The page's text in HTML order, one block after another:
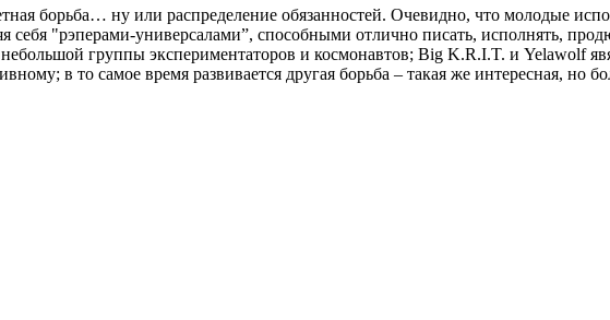
борьба… ну или распределение обязанностей. Очевидно, что молодые
себя "рэперами-универсалами”, способными отлично писать, исполнять,
группы экспериментаторов и космонавтов; Big K.R.I.T. и Yelawolf
в то самое время развивается другая борьба – такая же интересная, но